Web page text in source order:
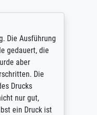
Die Ausführung
gedauert, die
aber
Die
Drucks
nur gut,
ein Druck ist